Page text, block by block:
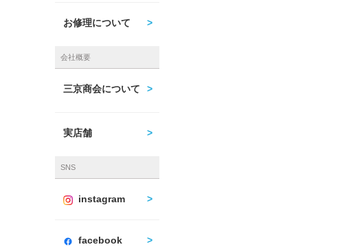
お修理について
会社概要
三京商会について
実店舗
SNS
instagram
facebook